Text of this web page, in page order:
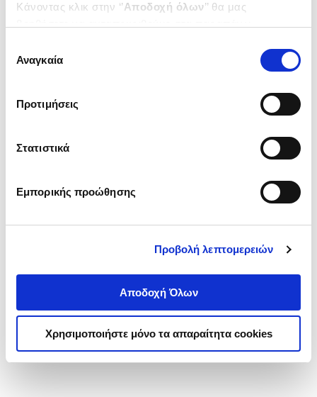
Κάνοντας κλικ στην ‘’Αποδοχή όλων’’ θα μας
ενδιαφέρουν και να επιλέξετε από τα παρακάτω με την
΄΄και να ενημερωθείτε σχετικά με
συγκατάθεσης
Αναγκαία
Προτιμήσεις
Στατιστικά
Εμπορικής προώθησης
Προβολή λεπτομερειών
Αποδοχή Όλων
Χρησιμοποιήστε μόνο τα απαραίτητα cookies